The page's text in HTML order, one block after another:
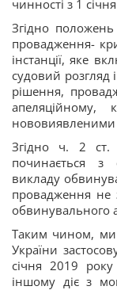
чинності з 1
Згідно
провадження-
інстанції, яке
судовий розгляд
рішення,
апеляційному,
Згідно ч. 2 ст.
починається з
викладу
провадження не
обвинувального
Таким чином, ми
України
січня 2019
іншому діє з